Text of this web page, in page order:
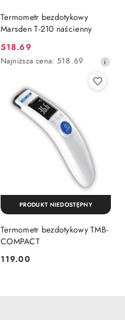
Termometr bezdotykowy
Marsden T-210 naścienny
Cena
promocyjna:
518.69
Najniższa
przed
Najniższa cena: 518.69
Termometr bezdotykowy TMB-
COMPACT
Cena:
119.00
PRODUKT NIEDOSTĘPNY